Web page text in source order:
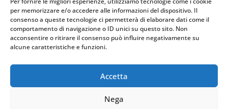
per memorizzare e/o accedere alle informazioni del dispositivo. Il
consenso a queste tecnologie ci permetterà di elaborare dati come il
comportamento di navigazione o ID unici su questo sito. Non
acconsentire o ritirare il consenso può influire negativamente su
alcune caratteristiche e funzioni.
Accetta
Nega
Privacy Policy
Cookie Policy
MAPS